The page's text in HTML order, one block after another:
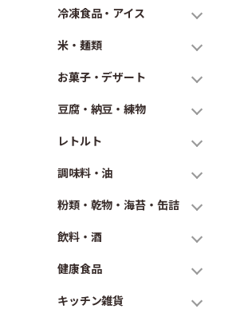
冷凍食品・アイス
米・麺類
お菓子・デザート
豆腐・納豆・練物
レトルト
調味料・油
粉類・乾物・海苔・缶詰
飲料・酒
健康食品
キッチン雑貨